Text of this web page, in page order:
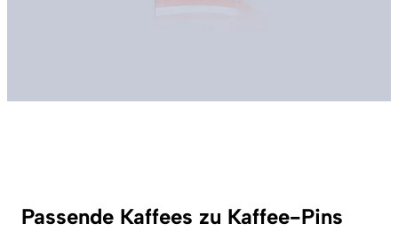
Passende Kaffees zu Kaffee-Pins